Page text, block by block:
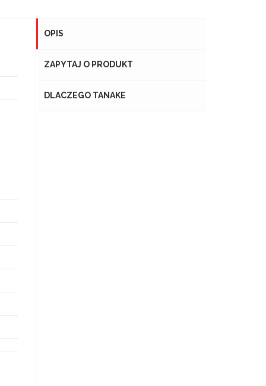
OPIS
ZAPYTAJ O PRODUKT
DLACZEGO TANAKE